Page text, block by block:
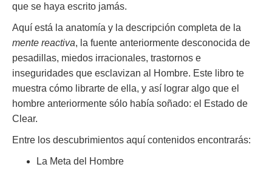
que se haya escrito jamás.
Aquí está la anatomía y la descripción completa de la
mente reactiva, la fuente anteriormente desconocida de
pesadillas, miedos irracionales, trastornos e
inseguridades que esclavizan al Hombre. Este libro te
muestra cómo librarte de ella, y así lograr algo que el
hombre anteriormente sólo había soñado: el Estado de
Clear.
Entre los descubrimientos aquí contenidos encontrarás:
La Meta del Hombre